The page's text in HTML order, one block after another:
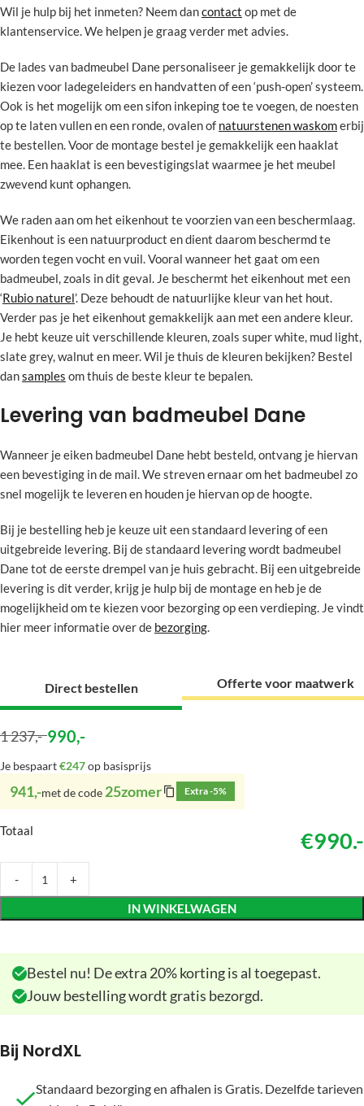
Wil je hulp bij het inmeten? Neem dancontact op met de
klantenservice. We helpen je graag verder met advies.
De lades van badmeubel Dane personaliseer je gemakkelijk door te
kiezen voor ladegeleiders en handvatten of een ‘push-open’ systeem.
Ook is het mogelijk om een sifon inkeping toe te voegen, de noesten
op te laten vullen en een ronde, ovalen of natuurstenen waskomerbij
te bestellen. Voor de montage bestel je gemakkelijk een haaklat
mee. Een haaklat is een bevestigingslat waarmee je het meubel
zwevend kunt ophangen.
We raden aan om het eikenhout te voorzien van een beschermlaag.
Eikenhout is een natuurproduct en dient daarom beschermd te
worden tegen vocht en vuil. Vooral wanneer het gaat om een
badmeubel, zoals in dit geval. Je beschermt het eikenhout met een
‘Rubio naturel’. Deze behoudt de natuurlijke kleur van het hout.
Verder pas je het eikenhout gemakkelijk aan met een andere kleur.
Je hebt keuze uit verschillende kleuren, zoals super white, mud light,
slate grey, walnut en meer. Wil je thuis de kleuren bekijken? Bestel
dansamples om thuis de beste kleur te bepalen.
Levering van badmeubel Dane
Wanneer je eiken badmeubel Dane hebt besteld, ontvang je hiervan
een bevestiging in de mail. We streven ernaar om het badmeubel zo
snel mogelijk te leveren en houden je hiervan op de hoogte.
Bij je bestelling heb je keuze uit een standaard levering of een
uitgebreide levering. Bij de standaard levering wordt badmeubel
Dane tot de eerste drempel van je huis gebracht. Bij een uitgebreide
levering is dit verder, krijg je hulp bij de montage en heb je de
mogelijkheid om te kiezen voor bezorging op een verdieping. Je vindt
hier meer informatie over de bezorging.
Direct bestellen Offerte voor maatwerk
1 237,- 990,-
Je bespaart€247op basisprijs
941,-met de code 25zomer Extra -5%
Totaal €990.-
IN WINKELWAGEN
Bestel nu! De extra 20% korting is al toegepast.
Jouw bestelling wordt gratis bezorgd.
Bij NordXL
Standaard bezorging en afhalen is Gratis. Dezelfde tarieven